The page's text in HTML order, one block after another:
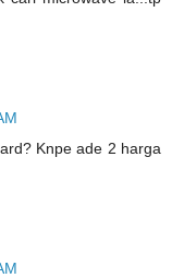
Knpe ade 2 harga